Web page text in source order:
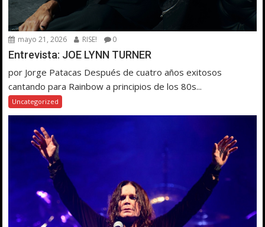
mayo 21, 2026 RISE! 0
Entrevista: JOE LYNN TURNER
por Jorge Patacas Después de cuatro años exitosos
cantando para Rainbow a principios de los 80s...
Uncategorized